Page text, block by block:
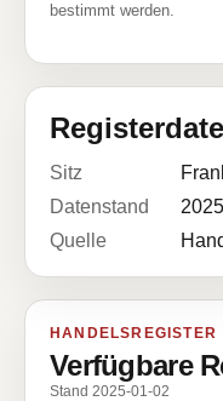
bestimmt werden.
Sitz
Datenstand
Quelle
HANDELSREGISTER
Verfügbare
Stand 2025-01-02